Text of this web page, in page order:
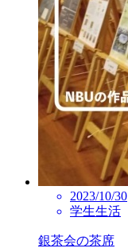
2023/10/30
学生生活
銀茶会の茶席